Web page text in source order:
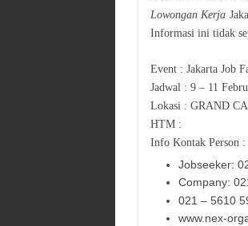
Lowongan Kerja
Informasi ini tidak
Event : Jakarta Job
Jadwal : 9 – 11
Lokasi : GRAND
HTM :
Info Kontak Person :
Jobseeker:
Company:
021 – 5610
www.nex-